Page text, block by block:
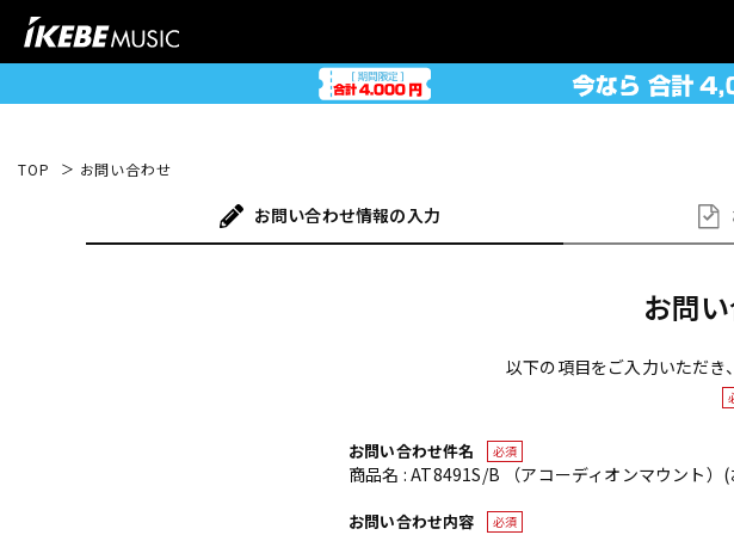
TOP お問い合わせ
お問い合わせ情報の入力
お問
以下の項目をご入力いただき
お問い合わせ件名 必須
商品名 : AT8491S/B （アコーディオンマウント
お問い合わせ内容 必須